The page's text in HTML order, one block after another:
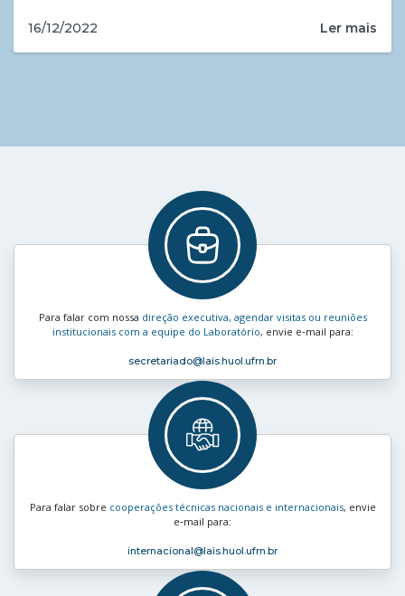
16/12/2022 Ler mais
Para falar com nossa direção executiva, agendar visitas ou reuniões
institucionais com a equipe do Laboratório, envie e‑mail para:
secretariado@lais.huol.ufrn.br
Para falar sobre cooperações técnicas nacionais e internacionais, envie
e‑mail para:
internacional@lais.huol.ufrn.br